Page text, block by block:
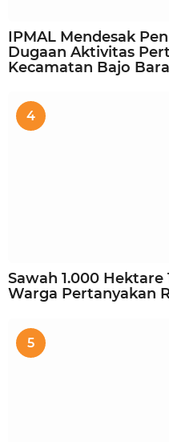
IPMAL Mendesak
Dugaan Aktivitas
Kecamatan Bajo
4
Sawah 1.000
Warga Pertanyakan
5